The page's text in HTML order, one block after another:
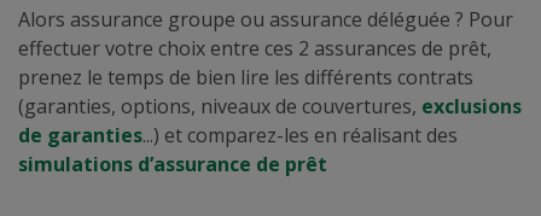
Alors assurance groupe ou assurance déléguée ? Pour
effectuer votre choix entre ces 2 assurances de prêt,
prenez le temps de bien lire les différents contrats
(garanties, options, niveaux de couvertures, exclusions
de garanties...) et comparez-les en réalisant des
simulations d’assurance de prêt